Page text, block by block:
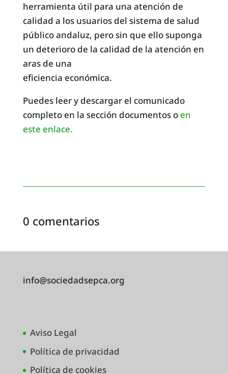
herramienta útil para una atención de
calidad a los usuarios del sistema de salud
público andaluz, pero sin que ello suponga
un deterioro de la calidad de la atención en
aras de una
eficiencia económica.
Puedes leer y descargar el comunicado
completo en la sección documentos o en
este enlace.
0 comentarios
info@sociedadsepca.org
Aviso Legal
Política de privacidad
Política de cookies